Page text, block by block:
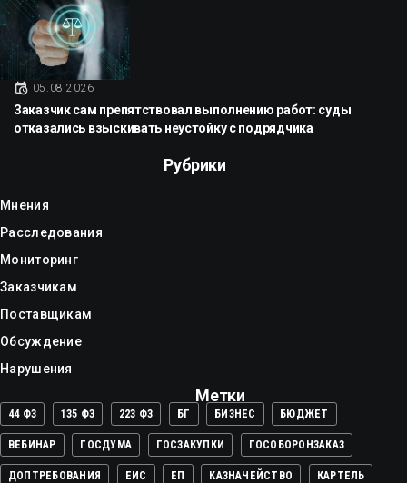
05.08.2026
Заказчик сам препятствовал выполнению работ: суды
отказались взыскивать неустойку с подрядчика
Рубрики
Мнения
Расследования
Мониторинг
Заказчикам
Поставщикам
Обсуждение
Нарушения
Метки
44 ФЗ 135 ФЗ 223 ФЗ БГ БИЗНЕС БЮДЖЕТ
ВЕБИНАР ГОСДУМА ГОСЗАКУПКИ ГОСОБОРОНЗАКАЗ
ДОПТРЕБОВАНИЯ ЕИС ЕП КАЗНАЧЕЙСТВО КАРТЕЛЬ